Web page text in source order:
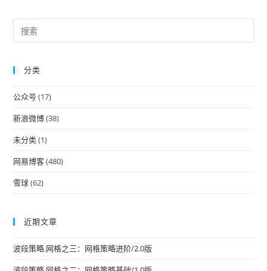
分类
公众号 (17)
新浪微博(38)
未分类(1)
网易博客(480)
雪球(62)
近期文章
波段策略.网格之三：网格策略进阶/2.0版